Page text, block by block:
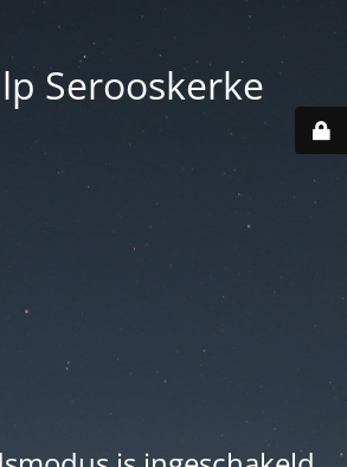
Serooskerke